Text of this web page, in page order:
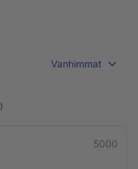
Vanhimmat
)
5000